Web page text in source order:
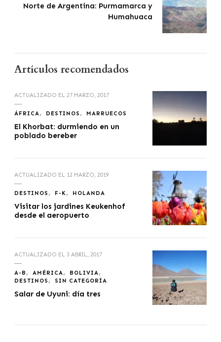
Norte de Argentina: Purmamarca y
Humahuaca
Artículos recomendados
ACTUALIZADO EL 27 MARZO, 2017
ÁFRICA DESTINOS MARRUECOS
El Khorbat: durmiendo en un
poblado bereber
ACTUALIZADO EL 12 MARZO, 2019
DESTINOS F-K HOLANDA
Visitar los jardines Keukenhof
desde el aeropuerto
ACTUALIZADO EL 3 ABRIL, 2017
A-B AMÉRICA
BOLIVIA
DESTINOS
SIN CATEGORÍA
Salar de Uyuni: día tres